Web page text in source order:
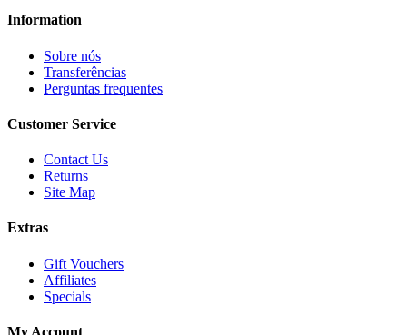
Information
Sobre nós
Transferências
Perguntas frequentes
Customer Service
Contact Us
Returns
Site Map
Extras
Gift Vouchers
Affiliates
Specials
My Account